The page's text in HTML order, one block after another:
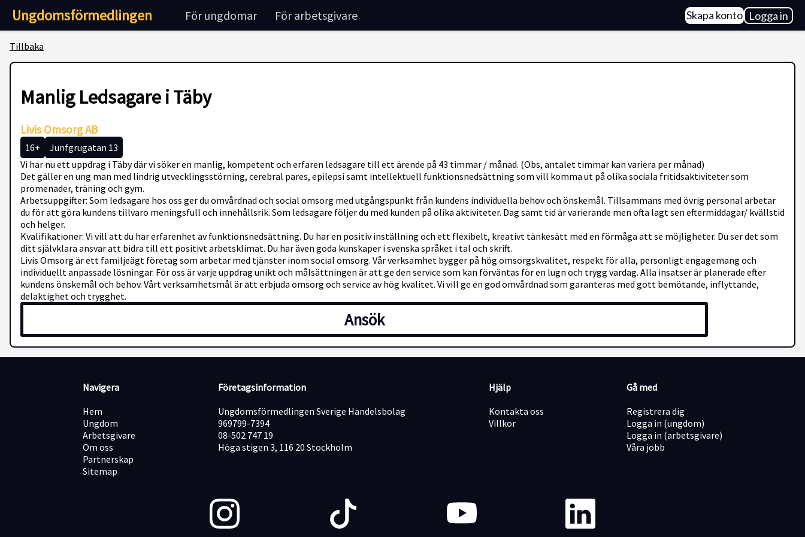
Ungdomsförmedlingen För ungdomar För arbetsgivare Skapa konto Logga in
Tillbaka
Manlig Ledsagare i Täby
Livis Omsorg AB
16+
Junfgrugatan 13
Vi har nu ett uppdrag i Täby där vi söker en manlig, kompetent och erfaren ledsagare till ett ärende på 43 timmar / månad. (Obs, antalet timmar kan variera per månad)
Det gäller en ung man med lindrig utvecklingsstörning, cerebral pares, epilepsi samt intellektuell funktionsnedsättning som vill komma ut på olika sociala fritidsaktiviteter som
promenader, träning och gym.
Arbetsuppgifter: Som ledsagare hos oss ger du omvårdnad och social omsorg med utgångspunkt från kundens individuella behov och önskemål. Tillsammans med övrig personal arbetar
du för att göra kundens tillvaro meningsfull och innehållsrik. Som ledsagare följer du med kunden på olika aktiviteter. Dag samt tid är varierande men ofta lagt sen eftermiddagar/ kvällstid
och helger.
Kvalifikationer: Vi vill att du har erfarenhet av funktionsnedsättning. Du har en positiv inställning och ett flexibelt, kreativt tänkesätt med en förmåga att se möjligheter. Du ser det som
ditt självklara ansvar att bidra till ett positivt arbetsklimat. Du har även goda kunskaper i svenska språket i tal och skrift.
Livis Omsorg är ett familjeägt företag som arbetar med tjänster inom social omsorg. Vår verksamhet bygger på hög omsorgskvalitet, respekt för alla, personligt engagemang och
individuellt anpassade lösningar. För oss är varje uppdrag unikt och målsättningen är att ge den service som kan förväntas för en lugn och trygg vardag. Alla insatser är planerade efter
kundens önskemål och behov. Vårt verksamhetsmål är att erbjuda omsorg och service av hög kvalitet. Vi vill ge en god omvårdnad som garanteras med gott bemötande, inflyttande,
delaktighet och trygghet.
Ansök
Navigera
Hem
Ungdom
Arbetsgivare
Om oss
Partnerskap
Sitemap
Företagsinformation
Ungdomsförmedlingen Sverige Handelsbolag
969799-7394
08-502 747 19
Höga stigen 3, 116 20 Stockholm
Hjälp
Kontakta oss
Villkor
Gå med
Registrera dig
Logga in (ungdom)
Logga in (arbetsgivare)
Våra jobb